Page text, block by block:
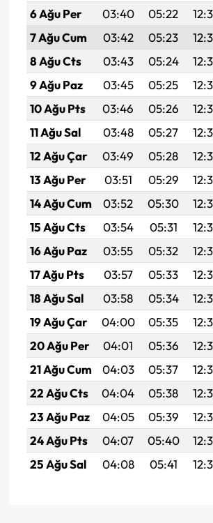
6 Ağu Per 03:40 05:22
7 Ağu Cum
03:42 05:23
8 Ağu Cts
03:43 05:24
9 Ağu Paz
03:45 05:25
10 Ağu Pts
03:46 05:26
11 Ağu Sal
03:48 05:27
12 Ağu Çar
03:49 05:28
13 Ağu Per
03:51 05:29
14 Ağu Cum
03:52 05:30
15 Ağu Cts
03:54 05:31
16 Ağu Paz
03:55 05:32
17 Ağu Pts
03:57 05:33
18 Ağu Sal
03:58 05:34
19 Ağu Çar
04:00 05:35
20 Ağu Per
04:01 05:36
21 Ağu Cum
04:03 05:37
22 Ağu Cts
04:04 05:38
23 Ağu Paz
04:05 05:39
24 Ağu Pts
04:07 05:40
25 Ağu Sal
04:08 05:41